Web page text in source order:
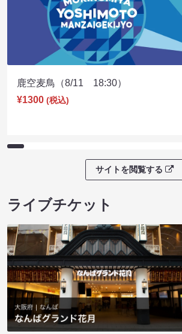
鹿空麦鳥（8/11 18:30）
¥1300 (税込)
サイトを閲覧する
ライブチケット